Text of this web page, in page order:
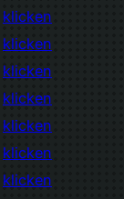
klicken
klicken
klicken
klicken
klicken
klicken
klicken